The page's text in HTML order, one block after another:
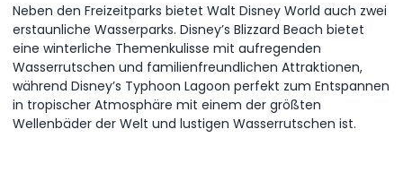
Neben den Freizeitparks bietet Walt Disney World auch zwei
erstaunliche Wasserparks. Disney’s Blizzard Beach bietet
eine winterliche Themenkulisse mit aufregenden
Wasserrutschen und familienfreundlichen Attraktionen,
während Disney’s Typhoon Lagoon perfekt zum Entspannen
in tropischer Atmosphäre mit einem der größten
Wellenbäder der Welt und lustigen Wasserrutschen ist.